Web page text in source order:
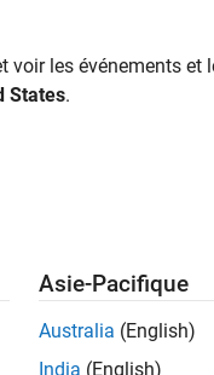
à vos
. Si malgré tout
pour vous tenir au
par lieu pour
voir les événements et
States.
Asie-Pacifique
Australia (English)
India (English)